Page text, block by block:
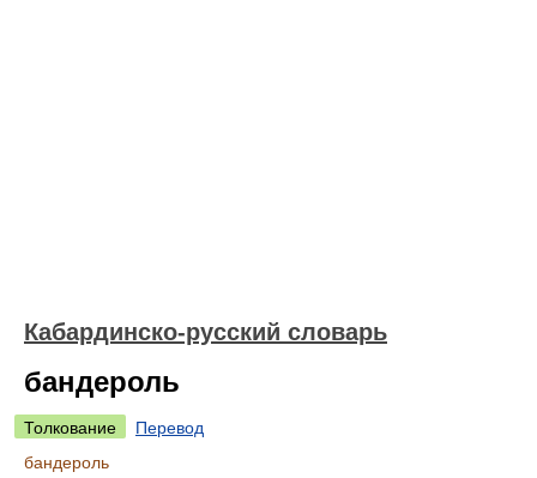
Кабардинско-русский словарь
бандероль
Толкование
Перевод
бандероль